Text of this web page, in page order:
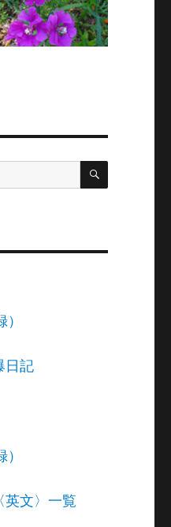
検
日記
英文〉一覧